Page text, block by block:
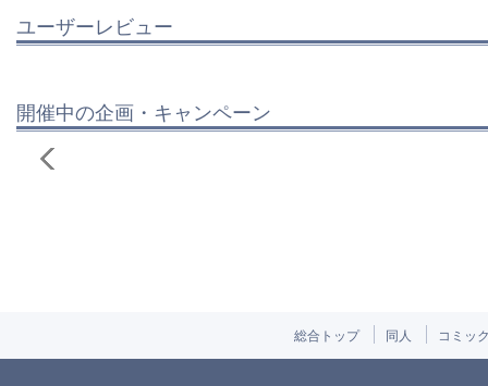
ユーザーレビュー
開催中の企画・キャンペーン
総合トップ 同人 コミッ